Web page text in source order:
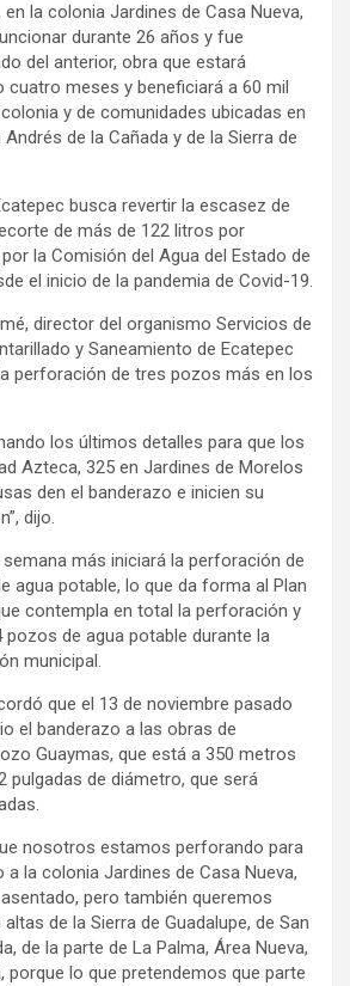
la colonia Jardines de Casa Nueva,
durante 26 años y fue
del anterior, obra que estará
cuatro meses y beneficiará a 60 mil
y de comunidades ubicadas en
de la Cañada y de la Sierra de
busca revertir la escasez de
de más de 122 litros por
la Comisión del Agua del Estado de
el inicio de la pandemia de Covid-19.
director del organismo Servicios de
y Saneamiento de Ecatepec
perforación de tres pozos más en los
los últimos detalles para que los
Azteca, 325 en Jardines de Morelos
den el banderazo e inicien su
dijo.
más iniciará la perforación de
agua potable, lo que da forma al Plan
contempla en total la perforación y
pozos de agua potable durante la
municipal.
que el 13 de noviembre pasado
el banderazo a las obras de
Guaymas, que está a 350 metros
pulgadas de diámetro, que será
nosotros estamos perforando para
a la colonia Jardines de Casa Nueva,
pero también queremos
de la Sierra de Guadalupe, de San
de la parte de La Palma, Área Nueva,
porque lo que pretendemos que parte